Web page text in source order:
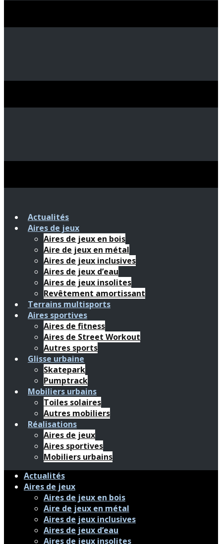
Actualités
Aires de jeux
Aires de jeux en bois
Aire de jeux en métal
Aires de jeux inclusives
Aires de jeux d’eau
Aires de jeux insolites
Revêtement amortissant
Terrains multisports
Aires sportives
Aires de fitness
Aires de Street Workout
Autres sports
Glisse urbaine
Skatepark
Pumptrack
Mobiliers urbains
Toiles solaires
Autres mobiliers
Réalisations
Aires de jeux
Aires sportives
Mobiliers urbains
Actualités
Aires de jeux
Aires de jeux en bois
Aire de jeux en métal
Aires de jeux inclusives
Aires de jeux d’eau
Aires de jeux insolites